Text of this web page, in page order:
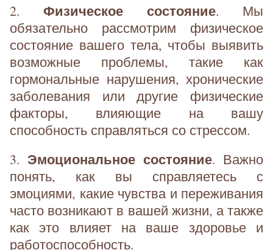
2.Физическое состояние. Мы
обязательно рассмотрим физическое
состояние вашего тела, чтобы выявить
возможные проблемы, такие как
гормональные нарушения, хронические
заболевания или другие физические
факторы, влияющие на вашу
способность справляться со стрессом.
3.Эмоциональное состояние. Важно
понять, как вы справляетесь с
эмоциями, какие чувства и переживания
часто возникают в вашей жизни, а также
как это влияет на ваше здоровье и
работоспособность.